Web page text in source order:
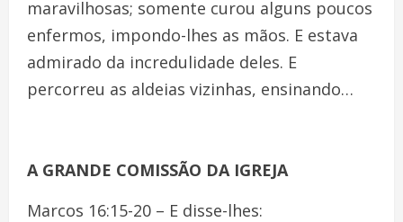
maravilhosas; somente curou alguns poucos
enfermos, impondo-lhes as mãos. E estava
admirado da incredulidade deles. E
percorreu as aldeias vizinhas, ensinando…
A GRANDE COMISSÃO DA IGREJA
Marcos 16:15-20 – E disse-lhes: